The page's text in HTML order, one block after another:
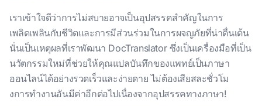
เราเข้าใจดีว่าการไม่สบายอาจเป็นอุปสรรคสําคัญในการ
เพลิดเพลินกับชีวิตและการมีส่วนร่วมในการผจญภัยที่น่าตื่นเต้น
นั่นเป็นเหตุผลที่เราพัฒนา DocTranslator ซึ่งเป็นเครื่องมือที่เป็น
นวัตกรรมใหม่ที่ช่วยให้คุณแปลบันทึกของแพทย์เป็นภาษา
ออนไลน์ได้อย่างรวดเร็วและง่ายดาย ไม่ต้องเสียสละชั่วโม
งการทํางานอันมีค่าอีกต่อไปเนื่องจากอุปสรรคทางภาษา!